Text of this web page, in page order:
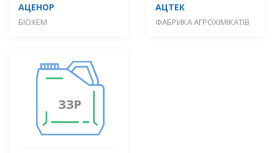
АЦЕНОР
БІОХЕМ
АЦТЕК
ФАБРИКА АГРОХІМІКАТІВ